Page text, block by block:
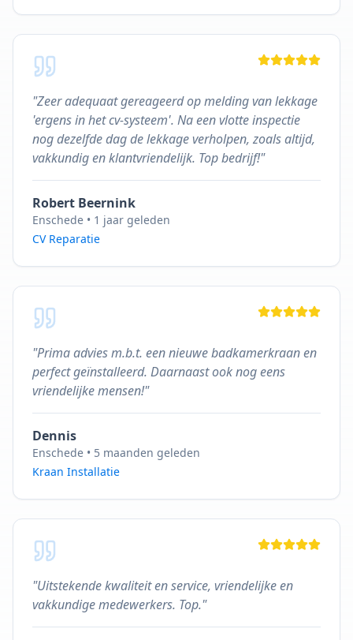
"Zeer adequaat gereageerd op melding van lekkage
'ergens in het cv-systeem'. Na een vlotte inspectie
nog dezelfde dag de lekkage verholpen, zoals altijd,
vakkundig en klantvriendelijk. Top bedrijf!"
Robert Beernink
Enschede • 1 jaar geleden
CV Reparatie
"Prima advies m.b.t. een nieuwe badkamerkraan en
perfect geïnstalleerd. Daarnaast ook nog eens
vriendelijke mensen!"
Dennis
Enschede • 5 maanden geleden
Kraan Installatie
"Uitstekende kwaliteit en service, vriendelijke en
vakkundige medewerkers. Top."